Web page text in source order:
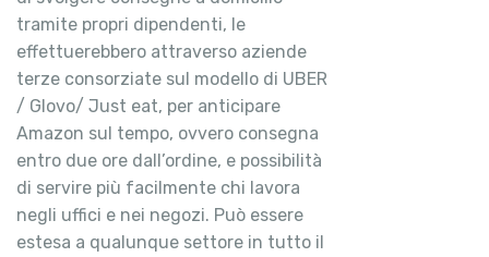
tramite propri dipendenti, le
effettuerebbero attraverso aziende
terze consorziate sul modello di UBER
/ Glovo/ Just eat, per anticipare
Amazon sul tempo, ovvero consegna
entro due ore dall’ordine, e possibilità
di servire più facilmente chi lavora
negli uffici e nei negozi. Può essere
estesa a qualunque settore in tutto il